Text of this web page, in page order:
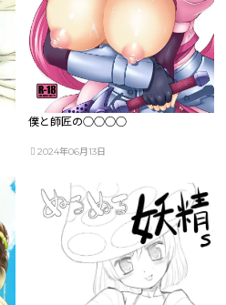
僕と師匠の○○○○
2024年06月13日